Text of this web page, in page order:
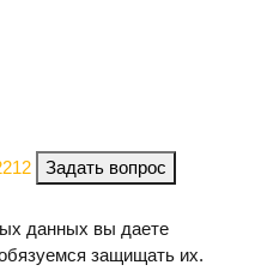
Задать вопрос
данных вы даете
защищать их.